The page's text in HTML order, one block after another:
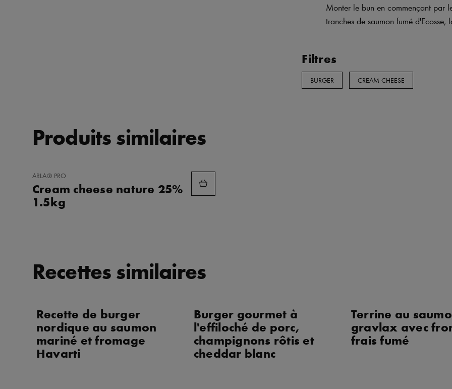
Monter le bun en commençant par
tranches de saumon fumé
Filtres
BURGER CREAM CHEESE
Produits similaires
AJOUTER
FAVORIS
ARLA® PRO
Cream cheese nature 25%
1.5kg
Recettes similaires
Recette de burger
nordique au saumon
mariné et fromage
Havarti
Burger gourmet à
l'effiloché de porc,
champignons rôtis et
cheddar blanc
Terrine au
gravlax avec
frais fumé